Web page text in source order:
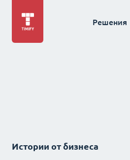
Решения
Истории от бизнеса